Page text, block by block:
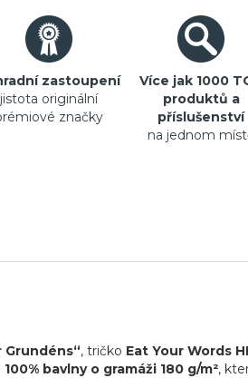
zastoupení
jistota originální
značky
Více jak 1000
produktů a
příslušenství
na jednom
Grundéns“, tričko Eat Your Words
100% bavlny o gramáži 180 g/m²,